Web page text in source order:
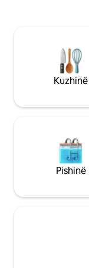
lejojnë të
ndihmojnë në
që do të plotësojë çdo
jashtë, jo në
natë, të miturit e
(nuk janë
regjistrimit nga
(shtesa prej
Euro nga ora
jashtëzakonshme
rast të ndonjë
Kuzhinë
Pishinë